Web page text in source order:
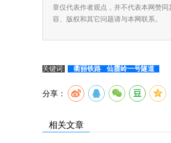
章仅代表作者观点，并不代表本网赞
容、版权和其它问题请与本网联系。
关键词: 衢丽铁路 仙霞岭一号隧道
分享：
相关文章